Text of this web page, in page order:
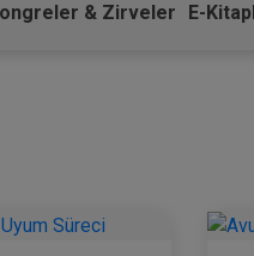
& Zirveler E-